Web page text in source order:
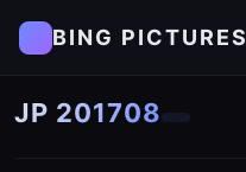
BING PICTURES
JP 201708